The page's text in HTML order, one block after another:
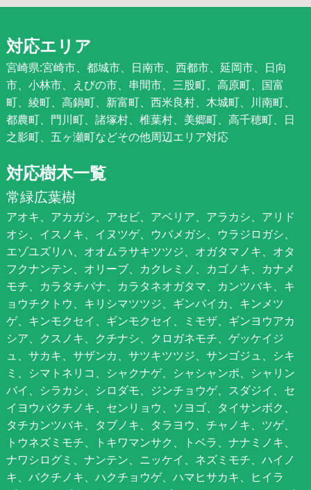
対応エリア
宮崎県:宮崎市、都城市、日南市、西都市、延岡市、日向
市、小林市、えびの市、串間市、三股町、高原町、国富
町、綾町、高鍋町、新富町、西米良村、木城町、川南町、
都農町、門川町、諸塚村、椎葉村、美郷町、高千穂町、日
之影町、五ヶ瀬町などその他周辺エリア対応
対応樹木一覧
常緑広葉樹
アオキ、アカガシ、アセビ、アベリア、アラカシ、アリド
オシ、イスノキ、イヌツゲ、ウバメガシ、ウラジロガシ、
エゾユズリハ、オオムラサキツツジ、オガタマノキ、オタ
フクナンテン、オリーブ、カクレミノ、カゴノキ、カナメ
モチ、カラタチバナ、カラタネオガタマ、カンツバキ、キ
ョウチクトウ、キリシマツツジ、ギンバイカ、キンメツ
ゲ、キンモクセイ、ギンモクセイ、ミモザ、ギンヨウアカ
シア、クスノキ、クチナシ、クロガネモチ、ゲッケイジ
ュ、サカキ、サザンカ、サツキツツジ、サンゴジュ、シキ
ミ、シマトネリコ、シャクナゲ、シャシャンポ、シャリン
バイ、シラカシ、シロダモ、ジンチョウゲ、スダジイ、セ
イヨウバクチノキ、センリョウ、ソヨゴ、タイサンボク、
タチカンツバキ、タブノキ、タラヨウ、チャノキ、ツゲ、
トウネズミモチ、トキワマンサク、トベラ、ナナミノキ、
ナワシログミ、ナンテン、ニッケイ、ネズミモチ、ハイノ
キ、バクチノキ、ハクチョウゲ、ハマヒサカキ、ヒイラ